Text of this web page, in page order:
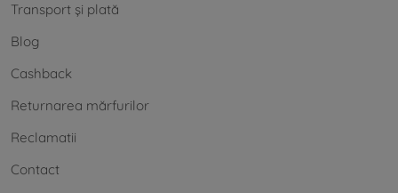
Transport și plată
Blog
Cashback
Returnarea mărfurilor
Reclamatii
Contact